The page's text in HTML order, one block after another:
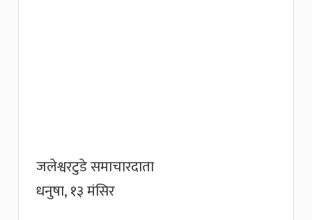
जलेश्वरटुडे समाचारदाता
धनुषा, १३ मंसिर